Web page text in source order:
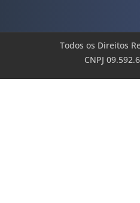
Todos os Direitos
CNPJ